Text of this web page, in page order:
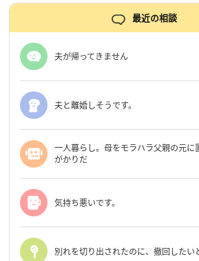
最近の相談
夫が帰ってきません
夫と離婚しそうです。
一人暮らし。母をモラハラ父親の元に
がかりだ
気持ち悪いです。
別れを切り出されたのに、撤回したい